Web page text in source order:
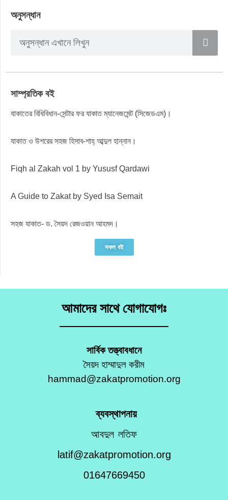
অনুসন্ধান
সাম্প্রতিক বই
যাকাতের বিধিবিধান-সেন্টার ফর যাকাত ম্যানেজমেন্ট (সিজেডএম)।
যাকাত ও উশরের সহজ হিসাব-শাহ্ আব্দুল হান্নান।
Fiqh al Zakah vol 1 by Yususf Qardawi
A Guide to Zakat by Syed Isa Semait
সহজ যাকাত- ড. সৈয়দ রেজওয়ান আহমদ।
সকল বই
আমাদের সাথে যোগাযোগঃ
সার্বিক তত্ত্বাবধানে
সৈয়দ হাম্মাদুল করীম
hammad@zakatpromotion.org
ব্যবস্থাপনায়
আবদুল লতিফ
latif@zakatpromotion.org
01647669450